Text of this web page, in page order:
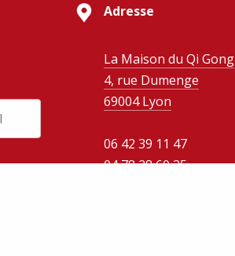
Adresse
La Maison du Qi Gong
4, rue Dumenge
69004 Lyon
06 42 39 11 47
04 78 28 60 35